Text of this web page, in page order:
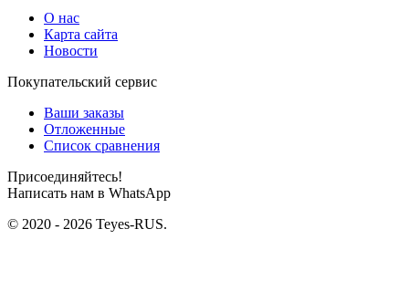
О нас
Карта сайта
Новости
Покупательский сервис
Ваши заказы
Отложенные
Список сравнения
Присоединяйтесь!
Написать нам в WhatsApp
© 2020 - 2026 Teyes-RUS.